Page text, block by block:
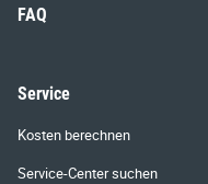
FAQ
Service
Kosten berechnen
Service-Center suchen